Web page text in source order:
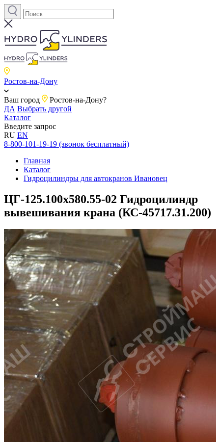
Ростов-на-Дону
Ваш город
Ростов-на-Дону?
ДА Выбрать другой
Каталог
Введите запрос
RU EN
8-800-101-19-19 (звонок бесплатный)
Главная
Каталог
Гидроцилиндры для автокранов Ивановец
ЦГ-125.100х580.55-02 Гидроцилиндр
вывешивания крана (КС-45717.31.200)